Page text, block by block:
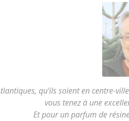
qu’ils soient en centre-
vous tenez à une
Et pour un parfum de